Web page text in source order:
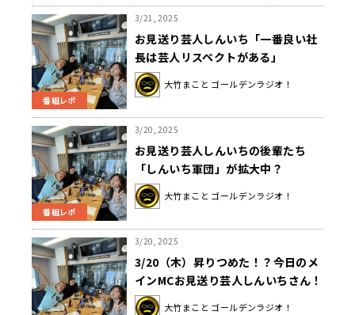
番組レポ
3/21, 2025
お見送り芸人しんいち「一番良い社
長は芸人リスペクトがある」
大竹まこと ゴールデンラジオ！
番組レポ
3/20, 2025
お見送り芸人しんいちの後輩たち
「しんいち軍団」が拡大中？
大竹まこと ゴールデンラジオ！
3/20, 2025
3/20（木）昇りつめた！？今日のメ
インMCお見送り芸人しんいちさん！
大竹まこと ゴールデンラジオ！